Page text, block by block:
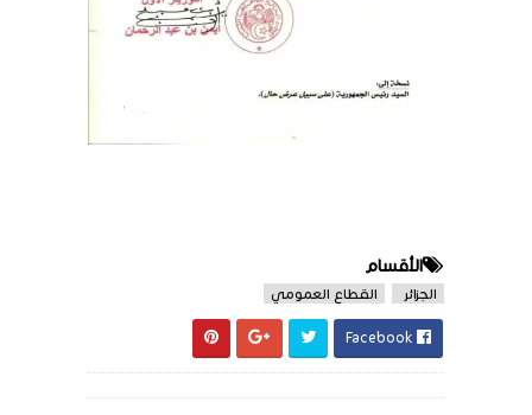
الأقسام
الجزائر القطاع العمومي